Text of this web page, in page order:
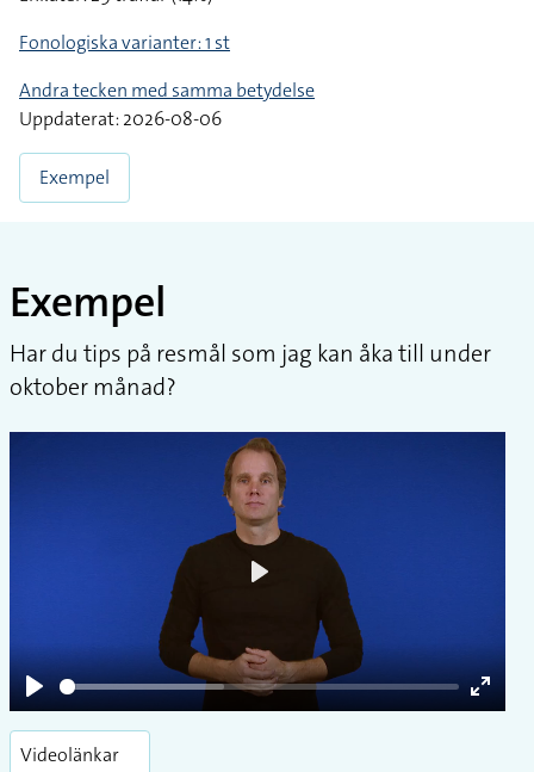
Fonologiska varianter: 1 st
Andra tecken med samma betydelse
Uppdaterat: 2026-08-06
Exempel
Exempel
Har du tips på resmål som jag kan åka till under
oktober månad?
Play
Enter
Videolänkar